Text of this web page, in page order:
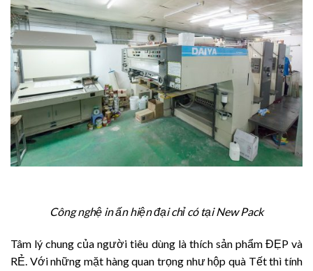
Công nghệ in ấn hiện đại chỉ có tại New Pack
Tâm lý chung của người tiêu dùng là thích sản phẩm ĐẸP và
RẺ. Với những mặt hàng quan trọng như hộp quà Tết thì tính